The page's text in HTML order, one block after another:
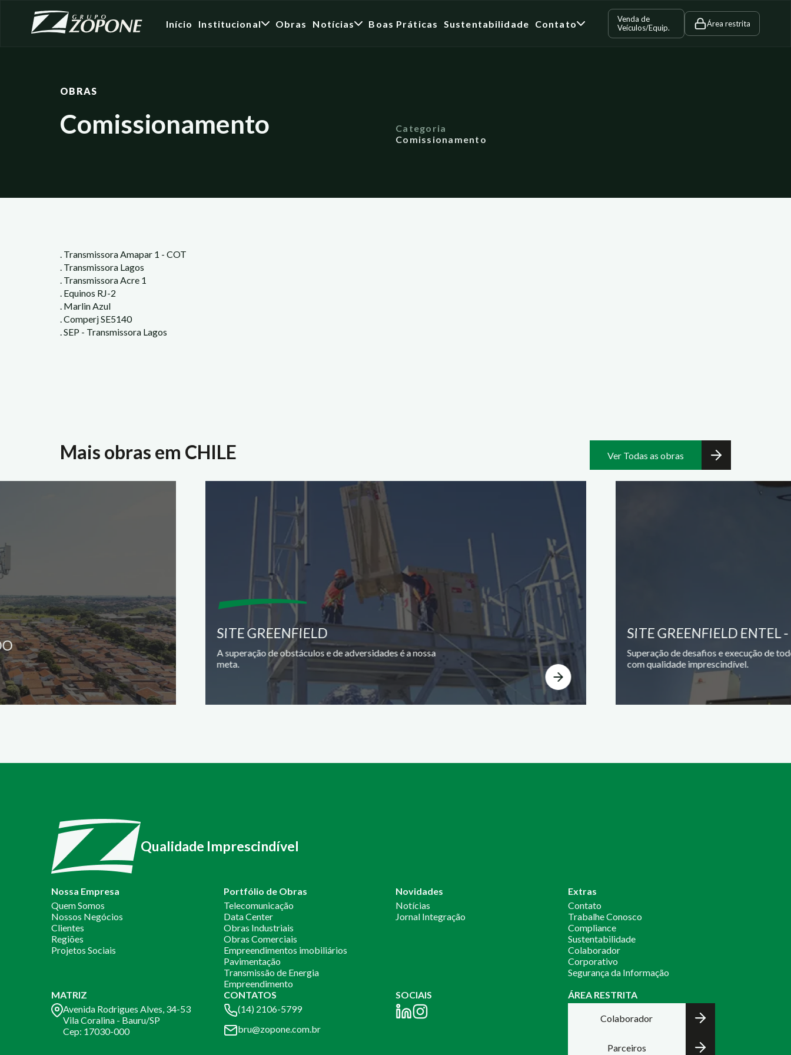
Início Institucional Obras Notícias Boas Práticas Sustentabilidade Contato
Venda de
Veículos/Equip.
Área restrita
OBRAS
Comissionamento
Categoria
Comissionamento
. Transmissora Amapar 1 - COT
. Transmissora Lagos
. Transmissora Acre 1
. Equinos RJ-2
. Marlin Azul
. Comperj SE5140
. SEP - Transmissora Lagos
Mais obras em CHILE Ver Todas as obras
SITE GREENFIELD
A superação de obstáculos e de adversidades é a nossa
meta.
SITE GREENFIELD ENTEL
Superação de desafios e execução de
com qualidade imprescindível.
Qualidade Imprescindível
Nossa Empresa
Quem Somos
Nossos Negócios
Clientes
Regiões
Projetos Sociais
Portfólio de Obras
Telecomunicação
Data Center
Obras Industriais
Obras Comerciais
Empreendimentos imobiliários
Pavimentação
Transmissão de Energia
Empreendimento
Novidades
Notícias
Jornal Integração
Extras
Contato
Trabalhe Conosco
Compliance
Sustentabilidade
Colaborador
Corporativo
Segurança da Informação
MATRIZ
Avenida Rodrigues Alves, 34-53
Vila Coralina - Bauru/SP
Cep: 17030-000
CONTATOS
(14) 2106-5799
bru@zopone.com.br
SOCIAIS ÁREA RESTRITA
Colaborador
Parceiros